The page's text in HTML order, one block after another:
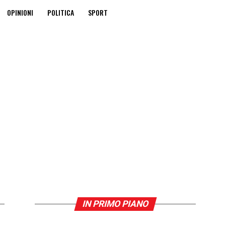
OPINIONI POLITICA SPORT
IN PRIMO PIANO